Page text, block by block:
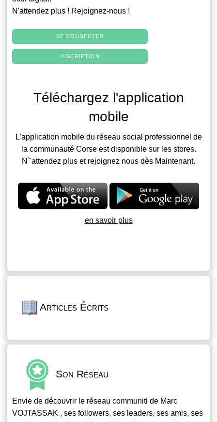
N'attendez plus ! Rejoignez-nous !
SE CONNECTER
INSCRIPTION
Téléchargez l'application
mobile
L'application mobile du réseau social professionnel de
la communauté Corse est disponible sur les stores.
N`'attendez plus et rejoignez nous dès Maintenant.
en savoir plus
Articles Écrits
Son Réseau
Envie de découvrir le réseau communiti de Marc
VOJTASSAK , ses followers, ses leaders, ses amis, ses